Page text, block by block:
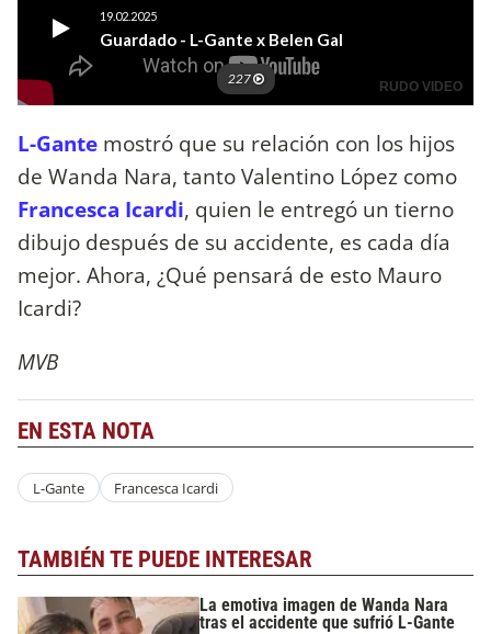
L-Gante mostró que su relación con los hijos
de Wanda Nara, tanto Valentino López como
Francesca Icardi, quien le entregó un tierno
dibujo después de su accidente, es cada día
mejor. Ahora, ¿Qué pensará de esto Mauro
Icardi?
MVB
EN ESTA NOTA
L-Gante Francesca Icardi
TAMBIÉN TE PUEDE INTERESAR
La emotiva imagen de Wanda Nara
tras el accidente que sufrió L-Gante